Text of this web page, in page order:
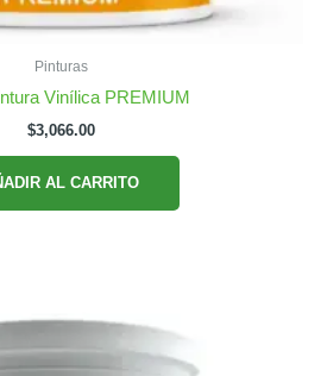
Pinturas
Vinílica PREMIUM
$3,066.00
AL CARRITO